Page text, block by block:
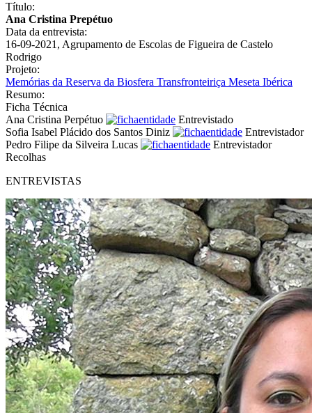
Título:
Ana Cristina Prepétuo
Data da entrevista:
16-09-2021, Agrupamento de Escolas de Figueira de Castelo
Rodrigo
Projeto:
Memórias da Reserva da Biosfera Transfronteiriça Meseta Ibérica
Resumo:
Ficha Técnica
Ana Cristina Perpétuo
Entrevistado
Sofia Isabel Plácido dos Santos Diniz
Entrevistador
Pedro Filipe da Silveira Lucas
Entrevistador
Recolhas
ENTREVISTAS